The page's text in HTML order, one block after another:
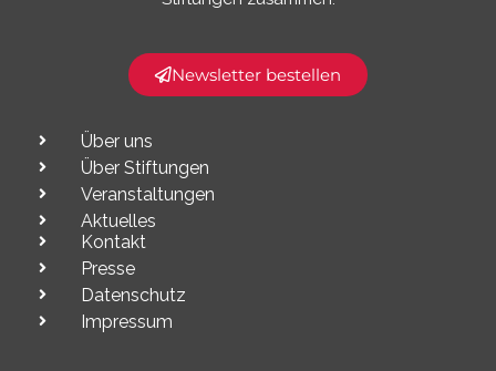
Newsletter bestellen
Über uns
Über Stiftungen
Veranstaltungen
Aktuelles
Kontakt
Presse
Datenschutz
Impressum